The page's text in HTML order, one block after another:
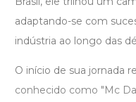
adaptando-se com
indústria ao longo das
O início de sua jornada
conhecido como "Mc